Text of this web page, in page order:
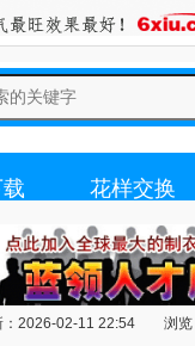
花样交换
：2026-02-11 22:54 浏览